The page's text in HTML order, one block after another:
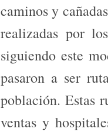
caminos y
realizadas por
siguiendo este
pasaron a ser
población. Estas
ventas y